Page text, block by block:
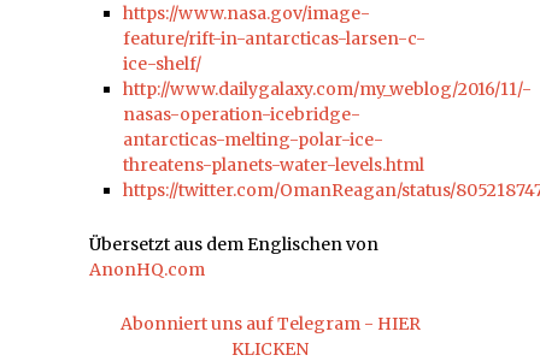
https://www.nasa.gov/image-
feature/rift-in-antarcticas-larsen-c-
ice-shelf/
http://www.dailygalaxy.com/my_weblog/2016/11/-
nasas-operation-icebridge-
antarcticas-melting-polar-ice-
threatens-planets-water-levels.html
https://twitter.com/OmanReagan/status/
Übersetzt aus dem Englischen von
AnonHQ.com
Abonniert uns auf Telegram - HIER
KLICKEN